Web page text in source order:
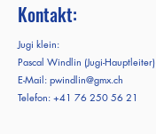
Kontakt:
Jugi klein:
Pascal Windlin (Jugi-Hauptleiter)
E-Mail: pwindlin@gmx.ch
Telefon: +41 76 250 56 21